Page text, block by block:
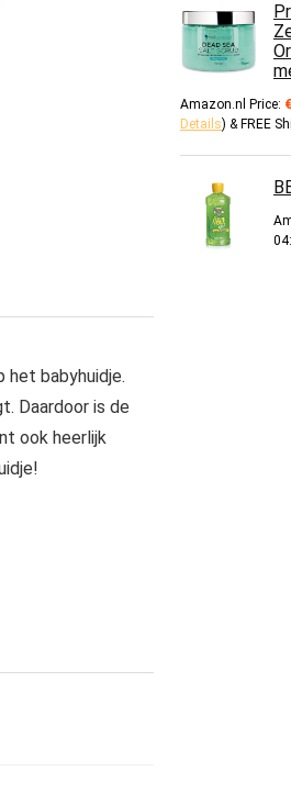
het babyhuidje.
Daardoor is de
ook heerlijk
Amazon.nl Price: €
Details) & FREE